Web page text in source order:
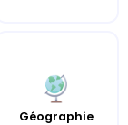
Géographie